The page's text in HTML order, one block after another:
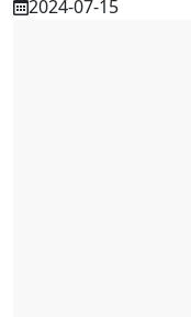
2024-07-15